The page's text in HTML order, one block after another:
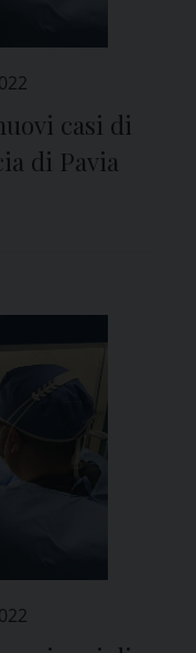
casi di
di Pavia